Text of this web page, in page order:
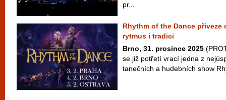
pr...
Rhythm of the Dance přiveze
rytmus i tradici
Brno, 31. prosince 2025
se již potřetí vrací jedna z
tanečních a hudebních show